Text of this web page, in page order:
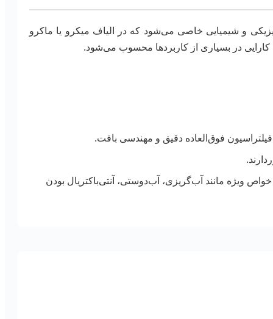
منجر به بروز پدیده‌های فیزیکی و شیمیایی خاصی می‌شود که در الیاف میکرو یا ماکرو
در بسیاری از کاربردها محسوب می‌شود.
فیلتراسیون فوق‌العاده دقیق و مهندسی بافت.
ویژه مانند آب‌گریزی، آب‌دوستی، آنتی‌باکتریال بودن